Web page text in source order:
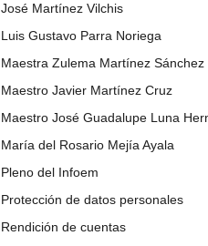
José Martínez Vilchis
Luis Gustavo Parra Noriega
Maestra Zulema Martínez Sánchez
Maestro Javier Martínez Cruz
Maestro José Guadalupe Luna
María del Rosario Mejía Ayala
Pleno del Infoem
Protección de datos personales
Rendición de cuentas